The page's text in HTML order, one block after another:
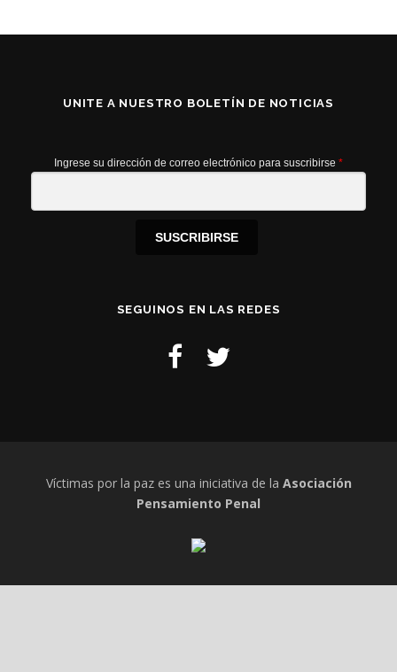
UNITE A NUESTRO BOLETÍN DE NOTICIAS
Ingrese su dirección de correo electrónico para suscribirse *
SUSCRIBIRSE
SEGUINOS EN LAS REDES
Víctimas por la paz es una iniciativa de la Asociación
Pensamiento Penal